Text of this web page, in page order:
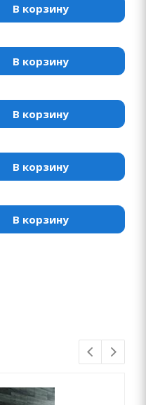
В корзину
В корзину
В корзину
В корзину
В корзину